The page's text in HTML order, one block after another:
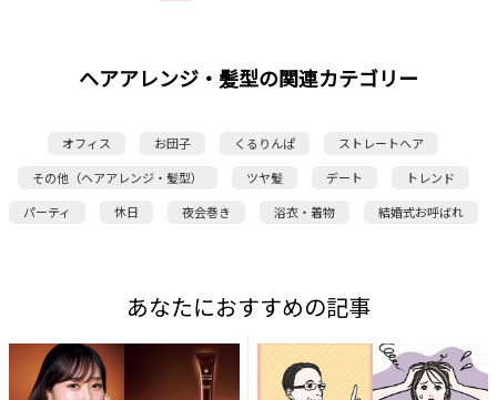
ヘアアレンジ・髪型の関連カテゴリー
オフィス お団子 くるりんぱ
ストレートヘア
その他（ヘアアレンジ・髪型）
ツヤ髪 デート
トレンド
パーティ
休日 夜会巻き 浴衣・着物 結婚式お呼ばれ
あなたにおすすめの記事